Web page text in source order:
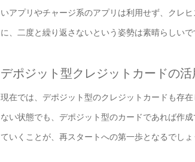
いアプリやチャージ系のアプリは利用せず、クレ
に、二度と繰り返さないという姿勢は素晴らしいで
デポジット型クレジットカードの活
現在では、デポジット型のクレジットカードも存
ない状態でも、デポジット型のカードであれば作
ていくことが、再スタートへの第一歩となるでしょ